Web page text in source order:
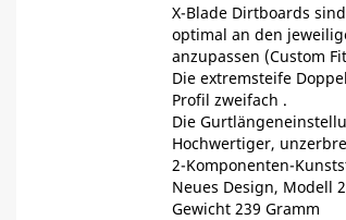
X-Blade Dirtboards
optimal an den
anzupassen (Custom
Die extremsteife
Profil zweifach .
Die
Hochwertiger,
2-Komponenten-
Neues Design, Modell
Gewicht 239 Gramm